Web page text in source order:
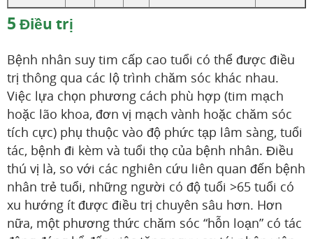
5 Điều trị
Bệnh nhân suy tim cấp cao tuổi có thể được điều
trị thông qua các lộ trình chăm sóc khác nhau.
Việc lựa chọn phương cách phù hợp (tim mạch
hoặc lão khoa, đơn vị mạch vành hoặc chăm sóc
tích cực) phụ thuộc vào độ phức tạp lâm sàng, tuổi
tác, bệnh đi kèm và tuổi thọ của bệnh nhân. Điều
thú vị là, so với các nghiên cứu liên quan đến bệnh
nhân trẻ tuổi, những người có độ tuổi >65 tuổi có
xu hướng ít được điều trị chuyên sâu hơn. Hơn
nữa, một phương thức chăm sóc “hỗn loạn” có tác